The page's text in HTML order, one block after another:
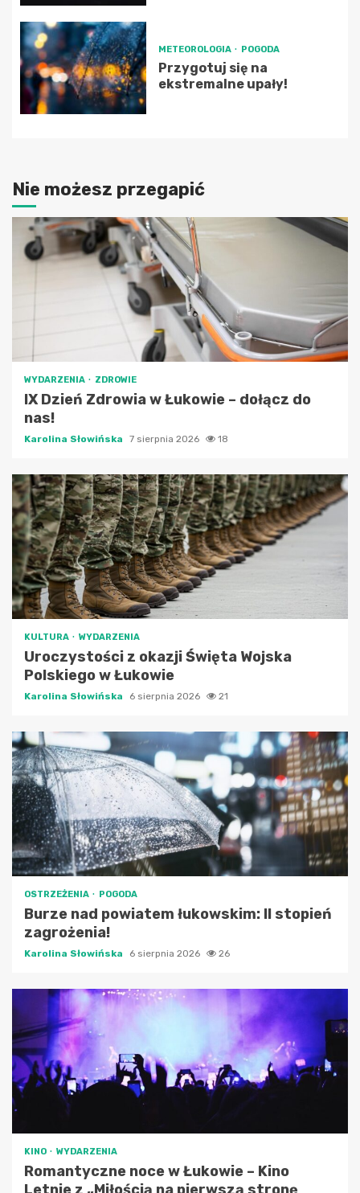
METEOROLOGIA POGODA
Przygotuj się na
ekstremalne upały!
Nie możesz przegapić
WYDARZENIA ZDROWIE
IX Dzień Zdrowia w Łukowie – dołącz do
nas!
Karolina Słowińska 7 sierpnia 2026 18
KULTURA WYDARZENIA
Uroczystości z okazji Święta Wojska
Polskiego w Łukowie
Karolina Słowińska 6 sierpnia 2026 21
OSTRZEŻENIA POGODA
Burze nad powiatem łukowskim: II stopień
zagrożenia!
Karolina Słowińska 6 sierpnia 2026 26
KINO WYDARZENIA
Romantyczne noce w Łukowie – Kino